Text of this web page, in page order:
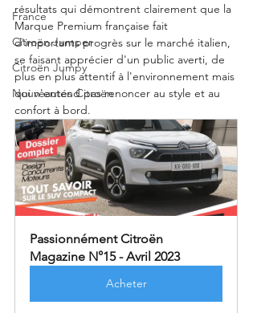
France
Citroën Jumper
Citroën Jumpy
Nouveautés Citroën
résultats qui démontrent clairement que la
Marque Premium française fait
d'importants progrès sur le marché italien,
se faisant apprécier d'un public averti, de
plus en plus attentif à l'environnement mais
qui n'entend pas renoncer au style et au
confort à bord.
Passionnément Citroën
Magazine N°15 - Avril 2023
Acheter